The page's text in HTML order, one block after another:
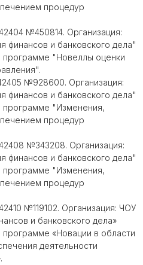
процедур
№450814. Организация:
финансов и банковского дела"
программе "Новеллы оценки
№928600. Организация:
финансов и банковского дела"
программе "Изменения,
процедур
№343208. Организация:
финансов и банковского дела"
программе "Изменения,
процедур
№119102. Организация: ЧОУ
и банковского дела»
«Новации в области
деятельности